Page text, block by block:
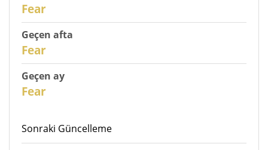
Fear
Geçen afta
Fear
Geçen ay
Fear
Sonraki Güncelleme